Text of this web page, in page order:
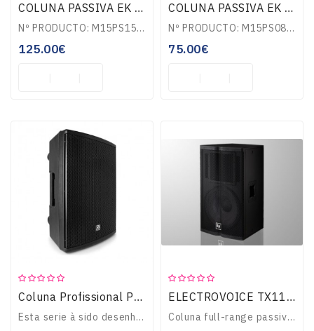
COLUNA PASSIVA EK AUDIO DE 15 200W M15PS15
Nº PRODUCTO: M15PS15M15PS15Potencia: RMS: 200 W.Altavoz 15”, dos vías. 8 Ohm.Conexiones: 2 x Speakon.Con ruedas.Medidas: 480 mm x 740 mm x 395 mm.Peso: 11 Kgs...
125.00€
COLUNA PASSIVA EK AUDIO DE 8 80W M15PS08
Nº PRODUCTO: M15PS08M15PS08Potencia: RMS: 80 W.Altavoz 8”, dos vías. 8 Ohm.Conexiones: 2 x Speakon.Medidas: 295 mm x 438 mm x 245 mm.Peso: 4 Kgs...
75.00€
Coluna Profissional Passiva 12" 1200W (PD412P) - Power Dynamics
Esta serie à sido desenhada com acabamento de polipropileno para resistir à alta potencia e manter um peso leve para o seu uso em aplicações moveis. Perfeito pa..
ELECTROVOICE TX1122 500W
Coluna full-range passiva da série Tour-X, com 500w continuos (2000w Peak), altifalante 12\"...